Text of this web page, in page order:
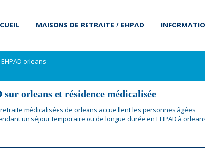
MAISONS DE RETRAITE / EHPAD
EHPAD orleans
sur orleans et résidence médicalisée
médicalisées de orleans accueillent les personnes âgées
un séjour temporaire ou de longue durée en EHPAD à